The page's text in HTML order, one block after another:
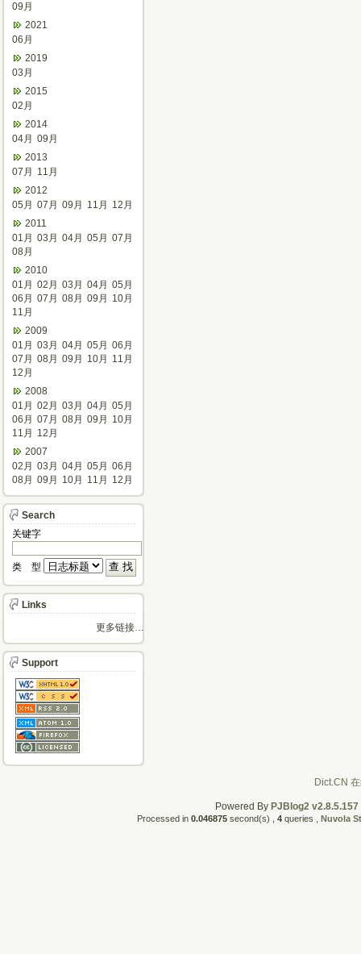
09月
2021
06月
2019
03月
2015
02月
2014
04月 09月
2013
07月
11月
2012
05月 07月 09月 11月
12月
2011
01月 03月 04月 05月 07月
08月
2010
01月 02月 03月 04月 05月
06月 07月 08月 09月
10月
11月
2009
01月 03月 04月 05月 06月
07月 08月 09月 10月
11月
12月
2008
01月 02月 03月 04月 05月
06月 07月 08月 09月
10月
11月
12月
2007
02月 03月 04月 05月 06月
08月 09月 10月 11月 12月
Search
关键字
类 型
Links
更多链接…
Support
Powered By PJBlog2 v2.8.5.157
Processed in 0.046875 second(s) , 4 queries , Nuvola